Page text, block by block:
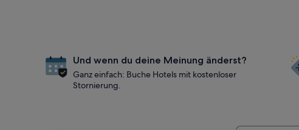
Und wenn du deine Meinung änderst?
Ganz einfach: Buche Hotels mit kostenloser
Stornierung.